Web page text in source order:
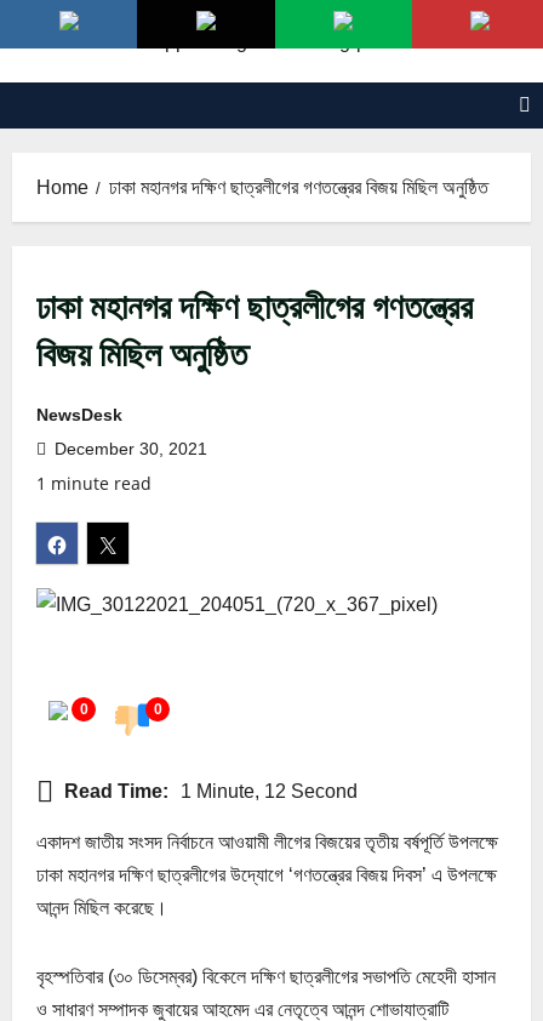
to
content
Home ঢাকা মহানগর দক্ষিণ ছাত্রলীগের গণতন্ত্রের বিজয় মিছিল অনুষ্ঠিত
ঢাকা মহানগর দক্ষিণ ছাত্রলীগের গণতন্ত্রের
বিজয় মিছিল অনুষ্ঠিত
NewsDesk
December 30, 2021
1 minute read
0 0
Read Time: 1 Minute, 12 Second
একাদশ জাতীয় সংসদ নির্বাচনে আওয়ামী লীগের বিজয়ের তৃতীয় বর্ষপূর্তি উপলক্ষে
ঢাকা মহানগর দক্ষিণ ছাত্রলীগের উদ্যোগে ‘গণতন্ত্রের বিজয় দিবস’ এ উপলক্ষে
আনন্দ মিছিল করেছে।
বৃহস্পতিবার (৩০ ডিসেম্বর) বিকেলে দক্ষিণ ছাত্রলীগের সভাপতি মেহেদী হাসান
ও সাধারণ সম্পাদক জুবায়ের আহমেদ এর নেতৃত্বে আনন্দ শোভাযাত্রাটি